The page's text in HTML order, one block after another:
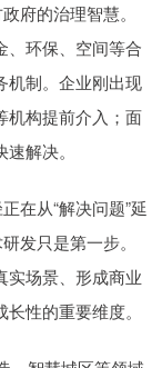
府的治理智慧。
、环保、空间等合
机制。企业刚出现
机构提前介入；面
解决。
在从“解决问题”延
发只是第一步。
实场景、形成商业
性的重要维度。